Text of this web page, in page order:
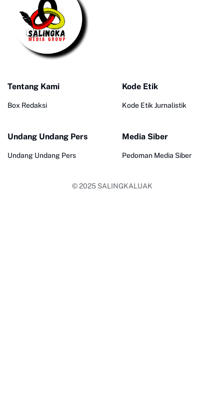
Tentang Kami
Box Redaksi
Kode Etik
Kode Etik Jurnalistik
Undang Undang Pers
Undang Undang Pers
Media Siber
Pedoman Media Siber
© 2025 SALINGKALUAK